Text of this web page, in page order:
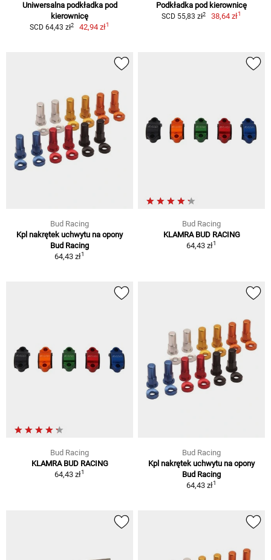
Uniwersalna podkładka pod
kierownicę
SCD 64,43 zł2 42,94 zł1
Podkładka pod kierownicę
SCD 55,83 zł2 38,64 zł1
Bud Racing
Kpl nakrętek uchwytu na opony
Bud Racing
64,43 zł1
Bud Racing
KLAMRA BUD RACING
64,43 zł1
Bud Racing
KLAMRA BUD RACING
64,43 zł1
Bud Racing
Kpl nakrętek uchwytu na opony
Bud Racing
64,43 zł1